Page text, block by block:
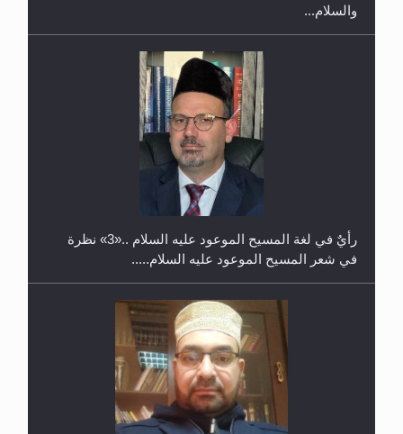
حفل توزيع الشهادات في الجامعة الأحمدية بنيجيريا لعام
والسلام...
رأيٌ في لغة المسيح الموعود عليه السلام ..«3» نظرة
في شعر المسيح الموعود عليه السلام.....